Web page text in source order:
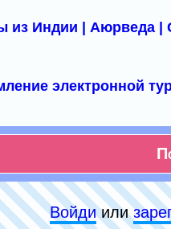
из Индии | Аюрведа |
электронной
Войдиили